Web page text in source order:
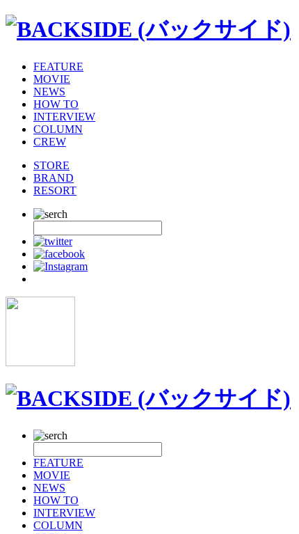
FEATURE
MOVIE
NEWS
HOW TO
INTERVIEW
COLUMN
CREW
STORE
BRAND
RESORT
FEATURE
MOVIE
NEWS
HOW TO
INTERVIEW
COLUMN